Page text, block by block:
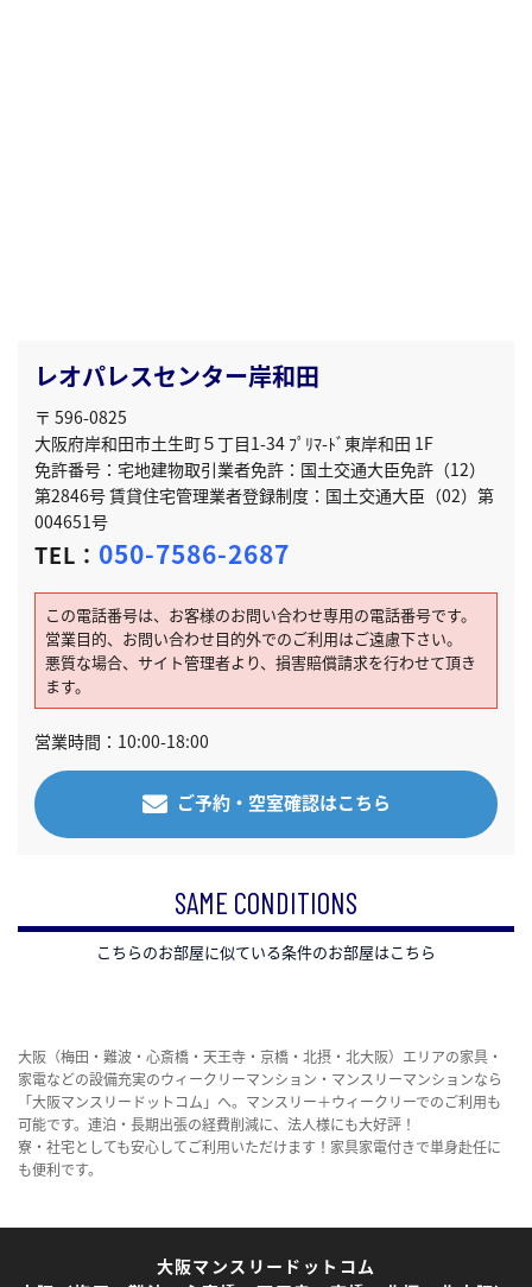
レオパレスセンター岸和田
〒 596-0825
大阪府岸和田市土生町５丁目1-34 ﾌﾟﾘﾏ-ﾄﾞ東岸和田 1F
免許番号：宅地建物取引業者免許：国土交通大臣免許（12）
第2846号 賃貸住宅管理業者登録制度：国土交通大臣（02）第
004651号
TEL： 050-7586-2687
この電話番号は、お客様のお問い合わせ専用の電話番号です。
営業目的、お問い合わせ目的外でのご利用はご遠慮下さい。
悪質な場合、サイト管理者より、損害賠償請求を行わせて頂き
ます。
営業時間：10:00-18:00
ご予約・空室確認はこちら
SAME CONDITIONS
こちらのお部屋に似ている条件のお部屋はこちら
大阪（梅田・難波・心斎橋・天王寺・京橋・北摂・北大阪）エリアの家具・
家電などの設備充実のウィークリーマンション・マンスリーマンションなら
「大阪マンスリードットコム」へ。マンスリー＋ウィークリーでのご利用も
可能です。連泊・長期出張の経費削減に、法人様にも大好評！
寮・社宅としても安心してご利用いただけます！家具家電付きで単身赴任に
も便利です。
大阪マンスリードットコム